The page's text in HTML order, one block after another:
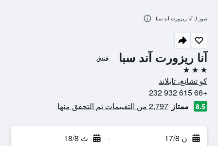
آنا ريزورت آند سبا فندق
3 نجوم
كو تشانغ، تايلاند
+66 615 932 232
8.5 ممتاز 2,797 من التقييمات تم التحقق منها
ن 17/8 - ث 18/8
صور لـ آنا ريزورت آند سبا